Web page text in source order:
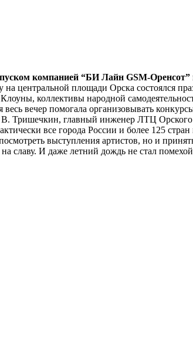
компанией “БИ Лайн GSM-
центральной площади Орска состоялся
коллективы народной
вечер помогала организовывать
В. Тришечкин, главный инженер ЛТЦ
все города России и более 125 стран
выступления артистов, но и
славу. И даже летний дождь не стал